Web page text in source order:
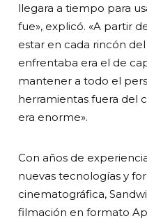
llegara a tiempo para
fue», explicó. «A partir
estar en cada rincón
enfrentaba era el de
mantener a todo el
herramientas fuera del
era enorme».
Con años de
nuevas tecnologías y
cinematográfica,
filmación en formato